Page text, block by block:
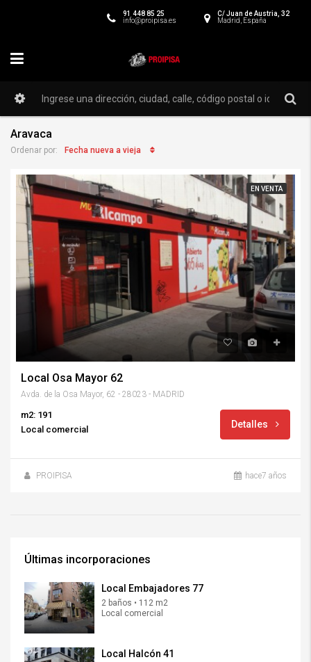
C/ Juan de Austria, 32
Madrid, España
91 448 85 25
info@proipisa.es
Aravaca
Ordenar por: Fecha nueva a vieja
EN VENTA
Local Osa Mayor 62
Avda. de la Osa Mayor, 62 - 28023 - MADRID
m2: 191
Local comercial
Detalles
PROIPISA hace7 años
Últimas incorporaciones
Local Embajadores 77
2 baños • 112 m2
Local comercial
Local Halcón 41